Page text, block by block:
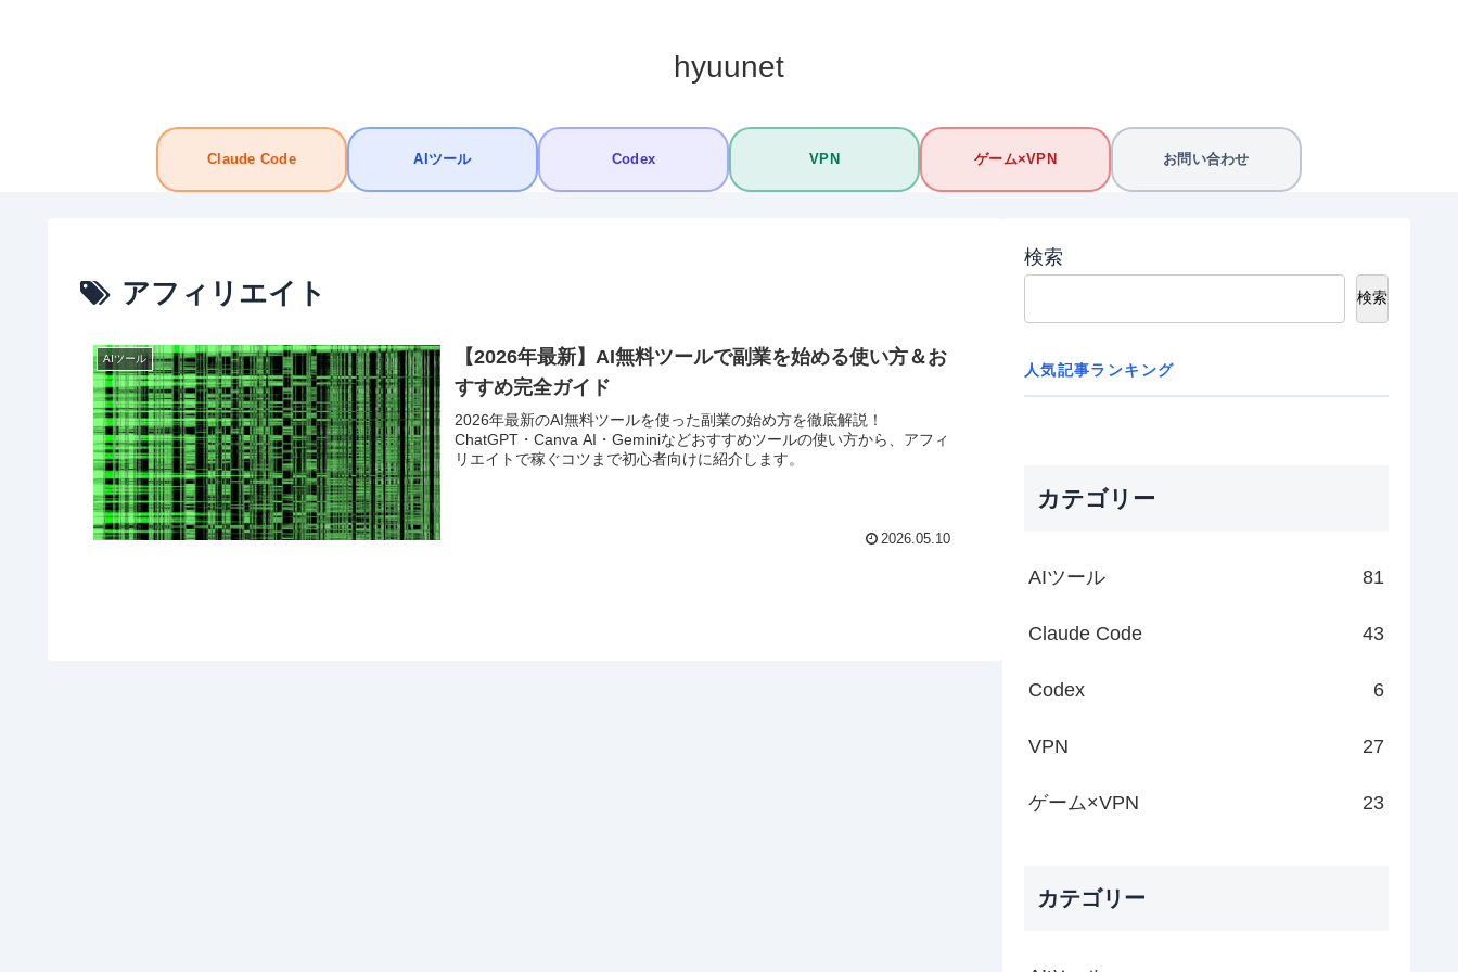
hyuunet
Claude Code AIツール Codex VPN ゲーム×VPN お問い合わせ
アフィリエイト
AIツール
【2026年最新】AI無料ツールで副業を始める使い方＆お
すすめ完全ガイド
2026年最新のAI無料ツールを使った副業の始め方を徹底解説！
ChatGPT・Canva AI・Geminiなどおすすめツールの使い方から、アフィ
リエイトで稼ぐコツまで初心者向けに紹介します。
2026.05.10
検索
検索
人気記事ランキング
カテゴリー
AIツール 81
Claude Code 43
Codex 6
VPN 27
ゲーム×VPN 23
カテゴリー